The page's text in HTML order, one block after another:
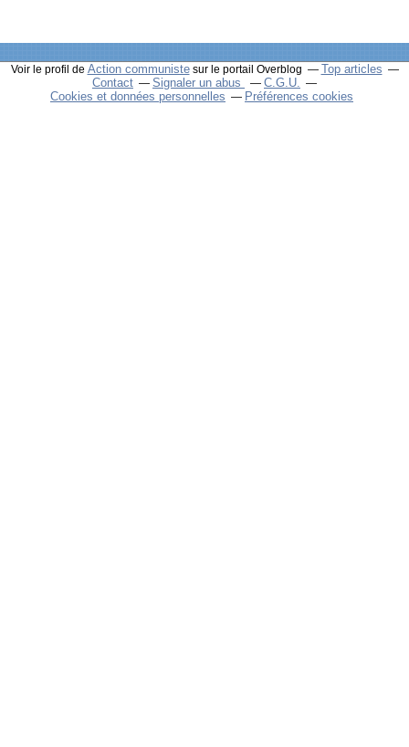
Voir le profil de Action communistesur le portail Overblog
Top articles
Contact
Signaler un abus
C.G.U.
Cookies et données personnelles
Préférences cookies